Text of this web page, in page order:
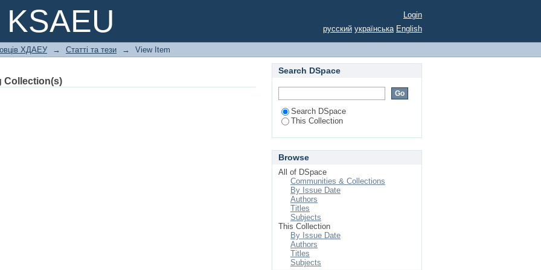
ремонтних груп веслоноса.
Login
русский українська English
ХДАЕУ → Статті та тези → View Item
Collection(s)
Search DSpace
Search DSpace
This Collection
Browse
All of DSpace
Communities & Collections
By Issue Date
Authors
Titles
Subjects
This Collection
By Issue Date
Authors
Titles
Subjects